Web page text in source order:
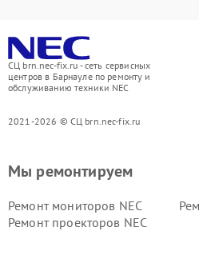
СЦ brn.nec-fix.ru - сеть сервисных
центров в Барнауле по ремонту и
обслуживанию техники NEC
2021-2026 © СЦ brn.nec-fix.ru
Мы ремонтируем
Ремонт мониторов NEC
Ремонт проекторов NEC